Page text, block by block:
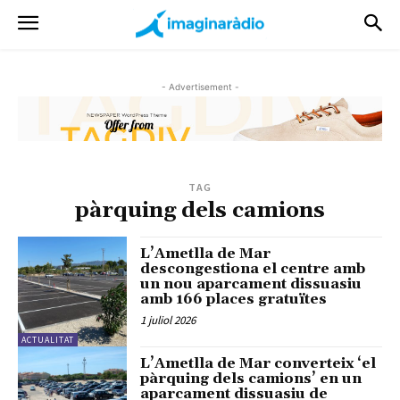
- Advertisement -
TAG
pàrquing dels camions
ACTUALITAT
L’Ametlla de Mar
descongestiona el centre amb
un nou aparcament dissuasiu
amb 166 places gratuïtes
1 juliol 2026
L’Ametlla de Mar converteix ‘el
pàrquing dels camions’ en un
aparcament dissuasiu de